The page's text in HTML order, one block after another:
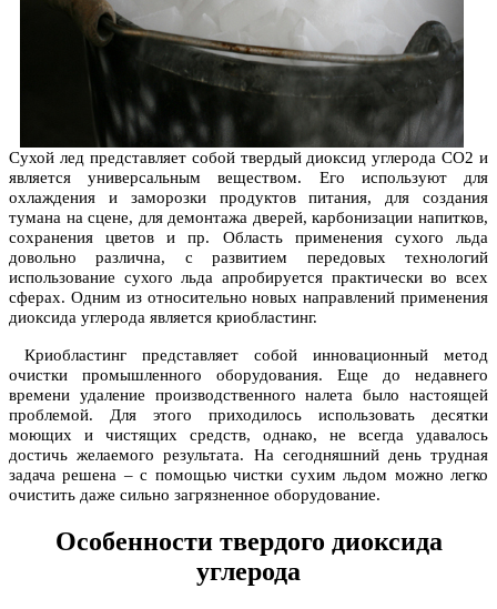
Сухой лед представляет собой твердый диоксид углерода СО2 и
является универсальным веществом. Его используют для
охлаждения и заморозки продуктов питания, для создания
тумана на сцене, для демонтажа дверей, карбонизации напитков,
сохранения цветов и пр. Область применения сухого льда
довольно различна, с развитием передовых технологий
использование сухого льда апробируется практически во всех
сферах. Одним из относительно новых направлений применения
диоксида углерода является криобластинг.
Криобластинг представляет собой инновационный метод
очистки промышленного оборудования. Еще до недавнего
времени удаление производственного налета было настоящей
проблемой. Для этого приходилось использовать десятки
моющих и чистящих средств, однако, не всегда удавалось
достичь желаемого результата. На сегодняшний день трудная
задача решена – с помощью чистки сухим льдом можно легко
очистить даже сильно загрязненное оборудование.
Особенности твердого диоксида
углерода